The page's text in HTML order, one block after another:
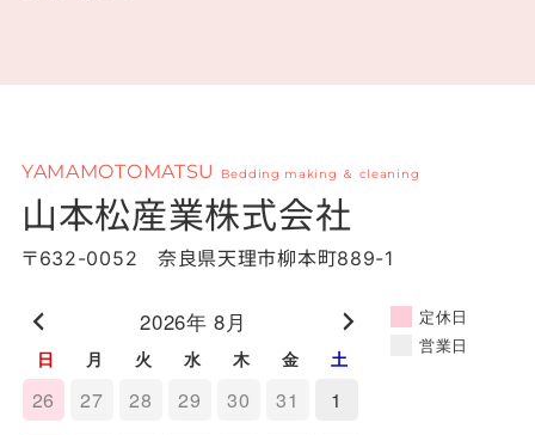
YAMAMOTOMATSU Bedding making ＆ cleaning
山本松産業株式会社
〒632-0052 奈良県天理市柳本町889-1
2026年 8月
日 月 火 水 木 金 土
26 27 28 29 30 31 1
定休日
営業日